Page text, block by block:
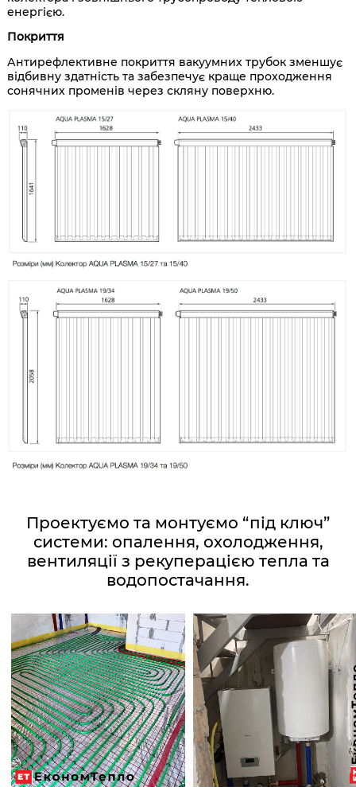
енергією.
Покриття
Антирефлективне покриття вакуумних трубок зменшує
відбивну здатність та забезпечує краще проходження
сонячних променів через скляну поверхню.
Проектуємо та монтуємо “під ключ”
системи: опалення, охолодження,
вентиляції з рекуперацією тепла та
водопостачання.